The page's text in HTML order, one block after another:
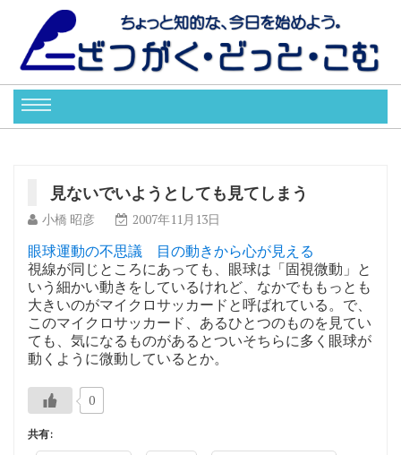
見ないでいようとしても見てしまう
小橋 昭彦 2007年11月13日
眼球運動の不思議 目の動きから心が見える
視線が同じところにあっても、眼球は「固視微動」と
いう細かい動きをしているけれど、なかでももっとも
大きいのがマイクロサッカードと呼ばれている。で、
このマイクロサッカード、あるひとつのものを見てい
ても、気になるものがあるとついそちらに多く眼球が
動くように微動しているとか。
0
共有: